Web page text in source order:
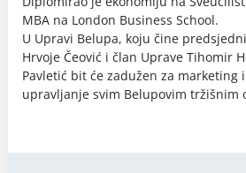
MBA na London Business School.
U Upravi Belupa, koju čine
Hrvoje Čeović i član Uprave Tihomir
Pavletić bit će zadužen za marketing
upravljanje svim Belupovim tržišnim